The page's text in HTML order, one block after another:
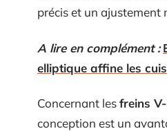
précis et un ajustement
A lire en complément :
elliptique affine les
Concernant lesfreins
conception est un